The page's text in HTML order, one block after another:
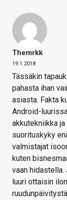
Themrkk
19.1.2018
Tässäkin
pahasta ihan
asiasta. Fakta
Android-
akkutekniikka
suorituskyky
valmistajat
kuten
vaan
luuri ottaisin